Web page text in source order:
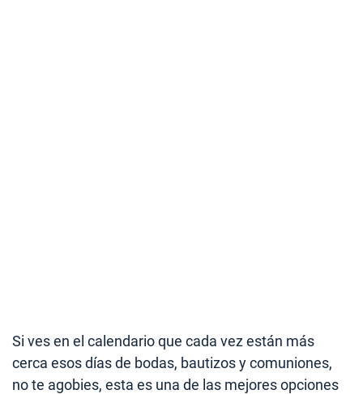
Si ves en el calendario que cada vez están más
cerca esos días de bodas, bautizos y comuniones,
no te agobies, esta es una de las mejores opciones